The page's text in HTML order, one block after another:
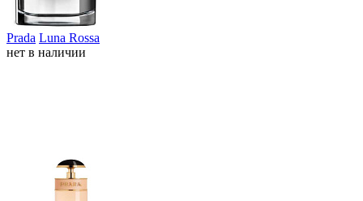
Prada Luna Rossa
нет в наличии